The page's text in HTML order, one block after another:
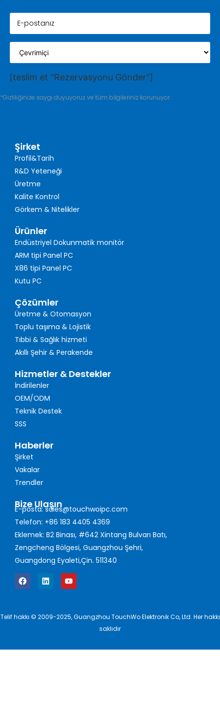
[teslim et "Rezervasyonu Gönder"]
*Gizliliğinize saygı duyuyoruz ve tüm bilgileriniz korunuyor.
Şirket
Profil&Tarih
R&D Yeteneği
Üretme
Kalite Kontrol
Görkem & Nitelikler
Ürünler
Endüstriyel Dokunmatik monitör
ARM tipi Panel PC
X86 tipi Panel PC
Kutu PC
Çözümler
Üretme & Otomasyon
Toplu taşıma & Lojistik
Tıbbi & Sağlık hizmeti
Akıllı Şehir & Perakende
Hizmetler & Destekler
İndirilenler
OEM/ODM
Teknik Destek
SSS
Haberler
Şirket
Vakalar
Trendler
Bize Ulaşın
E-posta: sales@touchwoipc.com
Telefon: +86 183 4405 4369
Eklemek: B2 Binası, #642 Xintang Bulvarı Batı,
Zengcheng Bölgesi, Guangzhou Şehri,
Guangdong Eyaleti,Çin. 511340
Telif hakkı © 2009-2025, Guangzhou TouchWo Elektronik Co, Ltd. Her hakkı
saklıdır